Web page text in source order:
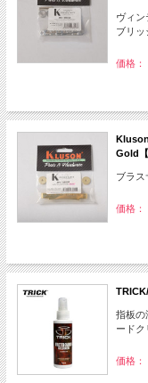
ヴィン
ブリッ
価格：
Gold【
ブラス
価格：
指板の
ードク
価格：